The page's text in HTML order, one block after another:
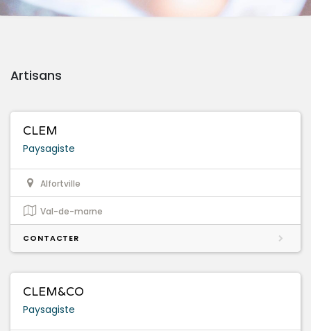
Artisans
CLEM
Paysagiste
Alfortville
Val-de-marne
CONTACTER
CLEM&CO
Paysagiste